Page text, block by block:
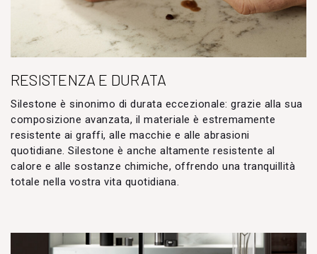
RESISTENZA E DURATA
Silestone è sinonimo di durata eccezionale: grazie alla sua
composizione avanzata, il materiale è estremamente
resistente ai graffi, alle macchie e alle abrasioni
quotidiane. Silestone è anche altamente resistente al
calore e alle sostanze chimiche, offrendo una tranquillità
totale nella vostra vita quotidiana.